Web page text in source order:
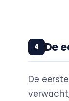
4 De
De